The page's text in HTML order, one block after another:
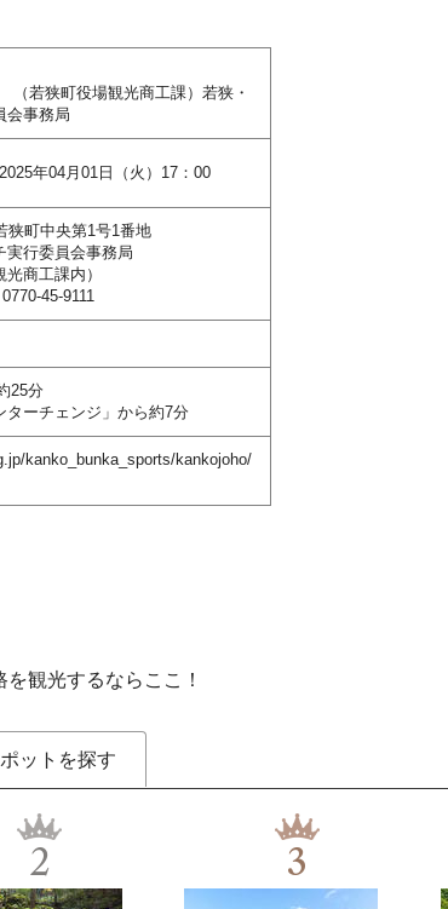
若狭町役場観光商工課）若狭・
会事務局
年04月01日（火）17：00
町中央第1号1番地
行委員会事務局
課内）
45-9111
25分
ターチェンジ」から約7分
kanko_bunka_sports/kankojoho/
を観光するならここ！
ットを探す
2 3